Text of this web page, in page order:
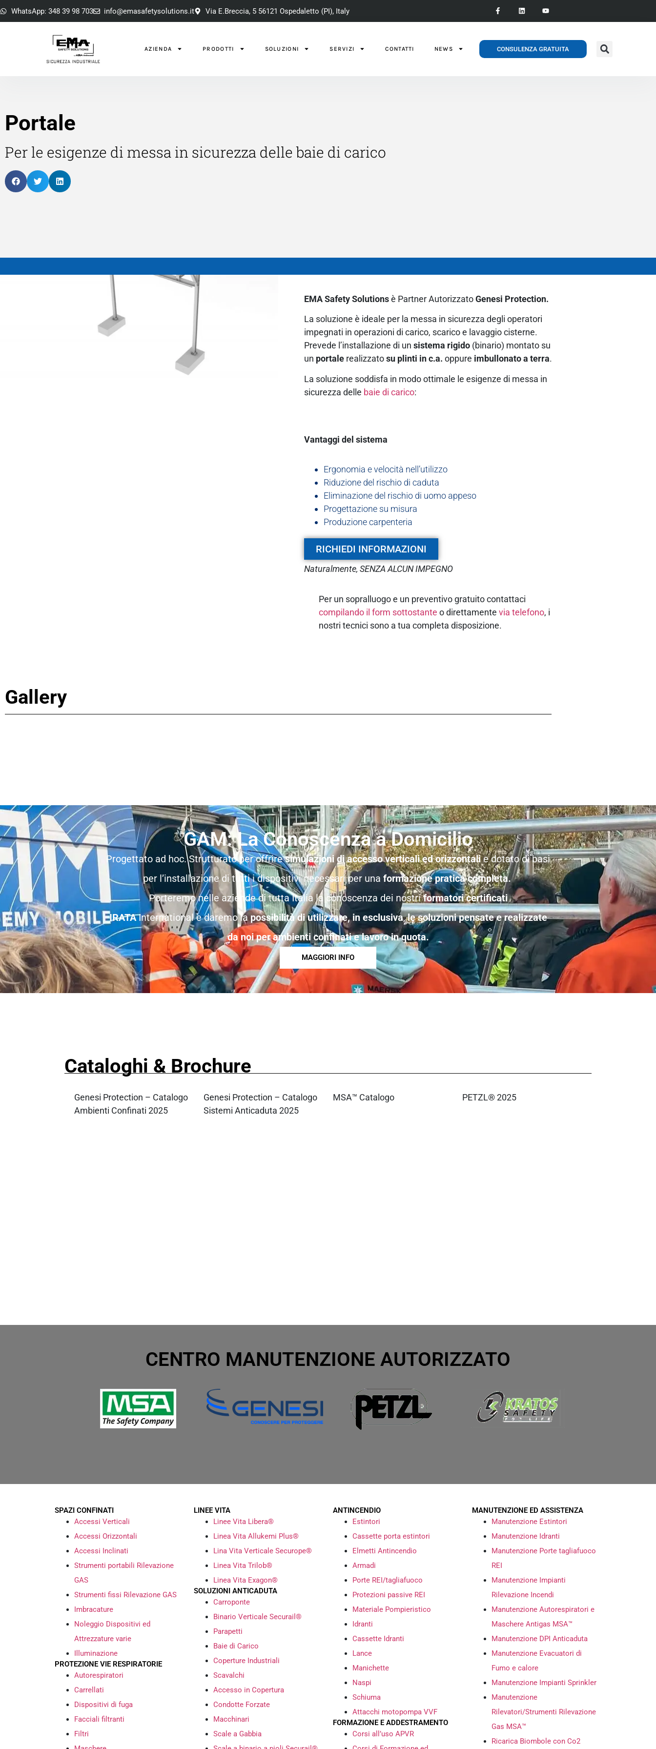
WhatsApp: 348 39 98 703 info@emasafetysolutions.it Via E.Breccia, 5 56121 Ospedaletto (PI), Italy
AZIENDA PRODOTTI SOLUZIONI SERVIZI CONTATTI NEWS CONSULENZA GRATUITA
Portale
Per le esigenze di messa in sicurezza delle baie di carico
EMA Safety Solutionsè Partner AutorizzatoGenesi Protection.
La soluzione è ideale per la messa in sicurezza degli operatori
impegnati in operazioni di carico, scarico e lavaggio cisterne.
Prevede l’installazione di un sistema rigido (binario) montato su
un portale realizzatosu plinti in c.a. oppure imbullonatoa terra.
La soluzione soddisfa in modo ottimale le esigenze di messa in
sicurezza delle baie di carico:
Vantaggi del sistema
Ergonomia e velocità nell’utilizzo
Riduzione del rischio di caduta
Eliminazione del rischio di uomo appeso
Progettazione su misura
Produzione carpenteria
RICHIEDI INFORMAZIONI
Naturalmente, SENZA ALCUN IMPEGNO
Per un sopralluogo e un preventivo gratuito contattaci
compilando il form sottostante o direttamente via telefono, i
nostri tecnici sono a tua completa disposizione.
Gallery
GAM: La Conoscenza a Domicilio
Progettato ad hoc. Strutturato per offriresimulazioni di accesso verticali ed orizzontalie dotato di basi
per l’installazione di tutti i dispositivi necessari per una formazione pratica completa.
Porteremo nelle aziende di tutta Italia la conoscenza dei nostriformatori certificati
IRATAInternational e daremo lapossibilità di utilizzare, in esclusiva,le soluzioni pensate e realizzate
da noi per ambienti confinati e lavoro in quota.
MAGGIORI INFO
Cataloghi & Brochure
Genesi Protection – Catalogo
Ambienti Confinati 2025
Genesi Protection – Catalogo
Sistemi Anticaduta 2025
MSA™ Catalogo PETZL® 2025
CENTRO MANUTENZIONE AUTORIZZATO
SPAZI CONFINATI
Accessi Verticali
Accessi Orizzontali
Accessi Inclinati
Strumenti portabili Rilevazione
GAS
Strumenti fissi Rilevazione GAS
Imbracature
Noleggio Dispositivi ed
Attrezzature varie
Illuminazione
PROTEZIONE VIE RESPIRATORIE
Autorespiratori
Carrellati
Dispositivi di fuga
Facciali filtranti
Filtri
LINEE VITA
Linee Vita Libera®
Linea Vita Allukemi Plus®
Lina Vita Verticale Securope®
Linea Vita Trilob®
Linea Vita Exagon®
SOLUZIONI ANTICADUTA
Carroponte
Binario Verticale Securail®
Parapetti
Baie di Carico
Coperture Industriali
Scavalchi
Accesso in Copertura
Condotte Forzate
Macchinari
Scale a Gabbia
ANTINCENDIO
Estintori
Cassette porta estintori
Elmetti Antincendio
Armadi
Porte REI/tagliafuoco
Protezioni passive REI
Materiale Pompieristico
Idranti
Cassette Idranti
Lance
Manichette
Naspi
Schiuma
Attacchi motopompa VVF
FORMAZIONE E ADDESTRAMENTO
Corsi all’uso APVR
MANUTENZIONE ED ASSISTENZA
Manutenzione Estintori
Manutenzione Idranti
Manutenzione Porte tagliafuoco
REI
Manutenzione Impianti
Rilevazione Incendi
Manutenzione Autorespiratori e
Maschere Antigas MSA™
Manutenzione DPI Anticaduta
Manutenzione Evacuatori di
Fumo e calore
Manutenzione Impianti Sprinkler
Manutenzione
Rilevatori/Strumenti Rilevazione
Gas MSA™
Ricarica Biombole con Co2